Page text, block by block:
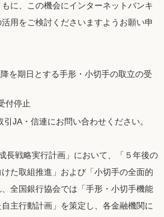
に、この機会にインターネットバンキ
用をご検討くださいますようお願い申
を期日とする手形・小切手の取立の受
付停止
JA・信連にお問い合わせください。
長戦略実行計画」において、「５年後の
た取組推進」および「小切手の全面的
全国銀行協会では「手形・小切手機能
主行動計画」を策定し、各金融機関に